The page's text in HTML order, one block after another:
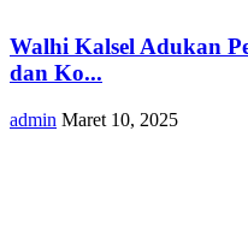
Walhi Kalsel Adukan
dan Ko...
admin Maret 10, 2025